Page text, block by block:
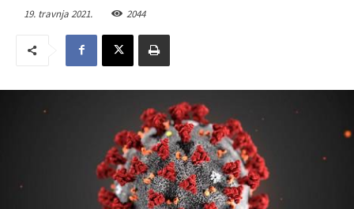
19. travnja 2021. 2044